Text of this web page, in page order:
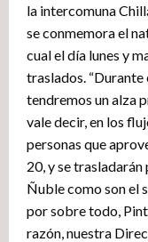
la intercomuna
se conmemora el
cual el día lunes y
traslados. “Durante
tendremos un alza
vale decir, en los
personas que
20, y se
Ñuble como son el
por sobre todo,
razón, nuestra